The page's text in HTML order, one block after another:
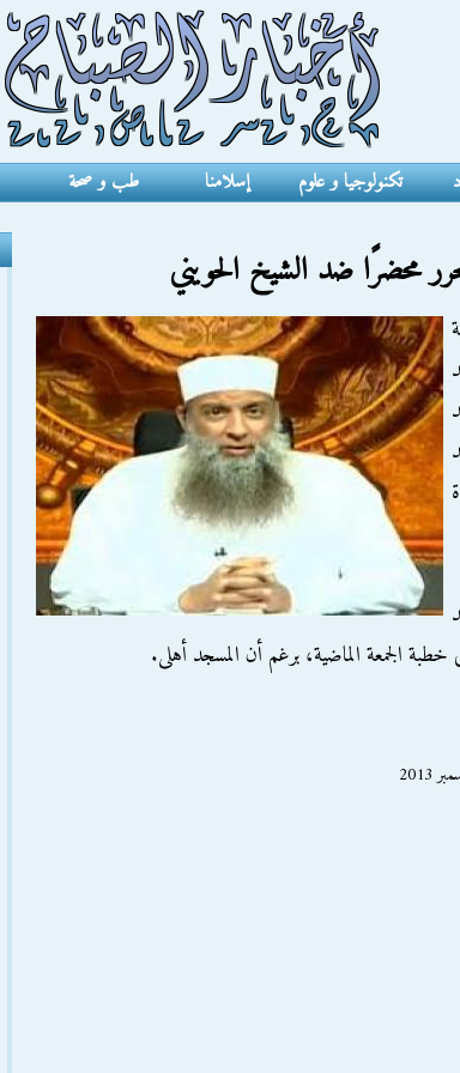
تكنولوجيا و علوم إسلامنا طب و صحة
محضرًا ضد الشيخ الحويني
خطبة الجمعة الماضية، برغم أن المسجد أهلى.